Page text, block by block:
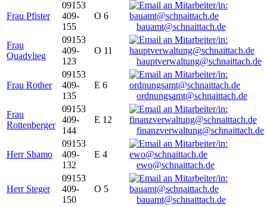
Frau Pfister
09153
409-
155
O 6
bauamt@schnaittach.de
Frau
Quadvlieg
09153
409-
123
O 11
hauptverwaltung@schnaittach.de
Frau Rother
09153
409-
135
E 6
ordnungsamt@schnaittach.de
Frau
Rottenberger
09153
409-
144
E 12
finanzverwaltung@schnaittach.de
Herr Shamo
09153
409-
132
E 4
ewo@schnaittach.de
Herr Steger
09153
409-
150
O 5
bauamt@schnaittach.de